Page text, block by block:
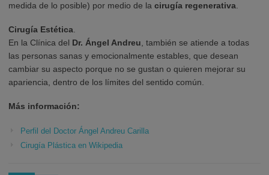
medida de lo posible) por medio de la cirugía regenerativa
Cirugía Estética
En la Clínica del Dr. Ángel Andreu , también se atiende a todas
las personas sanas y emocionalmente estables, que desean
cambiar su aspecto porque no se gustan o quieren mejorar su
apariencia, dentro de los límites del sentido común.
Más información:
Perfil del Doctor Ángel Andreu Carilla
Cirugía Plástica en Wikipedia